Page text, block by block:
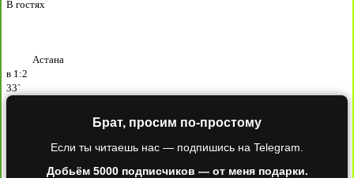
В гостях
Астана
в 1:2
33`
Брат, просим по-простому
Если ты читаешь нас — подпишись на Telegram.
Добьём 5000 подписчиков — от меня подарки.